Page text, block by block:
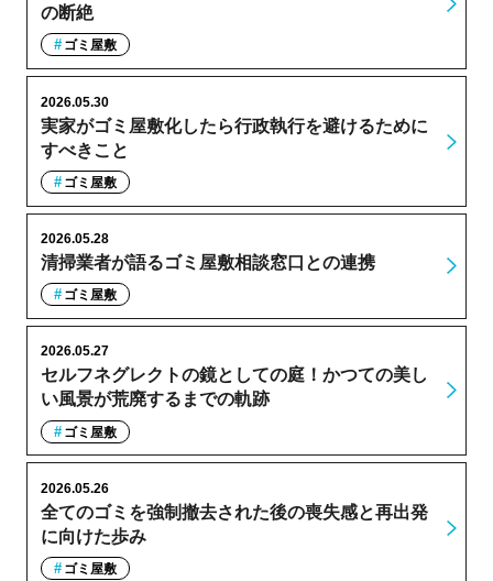
の断絶
ゴミ屋敷
実家がゴミ屋敷化したら行政執行を避けるために
すべきこと
2026.05.30
ゴミ屋敷
清掃業者が語るゴミ屋敷相談窓口との連携
2026.05.28
ゴミ屋敷
セルフネグレクトの鏡としての庭！かつての美し
い風景が荒廃するまでの軌跡
2026.05.27
ゴミ屋敷
全てのゴミを強制撤去された後の喪失感と再出発
に向けた歩み
2026.05.26
ゴミ屋敷